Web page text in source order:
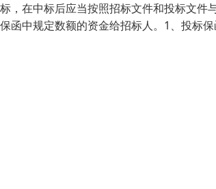
，在中标后应当按照招标文件和投标文件
函中规定数额的资金给招标人。1、投标